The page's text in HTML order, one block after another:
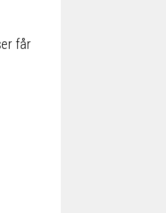
får